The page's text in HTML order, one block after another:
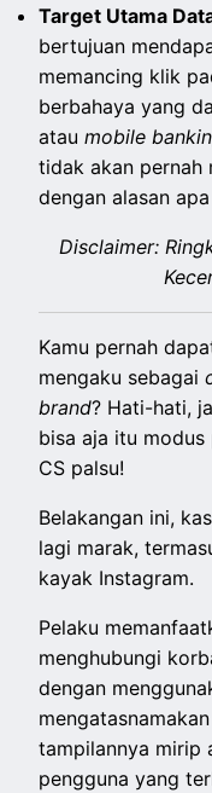
Target Utama
bertujuan
memancing klik
berbahaya yang
ataumobile
tidak akan pernah
dengan alasan
Disclaimer:
Kamu pernah
mengaku sebagai
brand? Hati-hati,
bisa aja itu
CS palsu!
Belakangan ini,
lagi marak,
kayak Instagram.
Pelaku
menghubungi
dengan
tampilannya mirip
pengguna yang